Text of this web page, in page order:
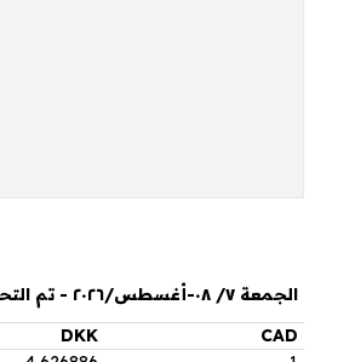
الجمعة ٧/ ٠٨-أغسطس/٢٠٢٦ - تم التحديث منذ 26 دقيقة و 20 ثانية
CAD
DKK